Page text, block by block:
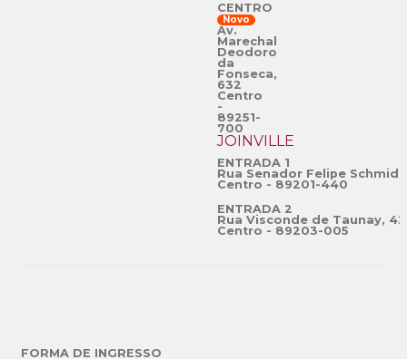
CENTRO
Novo
Av.
Marechal
Deodoro
da
Fonseca,
632
Centro
-
89251-
700
JOINVILLE
ENTRADA 1
Rua Senador Felipe
Centro - 89201-440
ENTRADA 2
Rua Visconde de Taunay,
Centro - 89203-005
FORMA DE INGRESSO